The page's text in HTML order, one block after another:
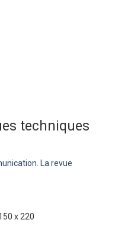
techniques
La revue
x 220